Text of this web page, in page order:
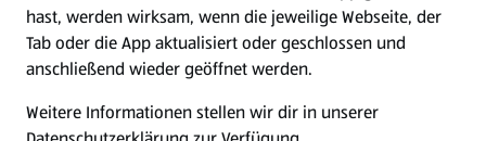
Folge uns hier:
hast, werden wirksam, wenn die jeweilige Webseite, der
Tab oder die App aktualisiert oder geschlossen und
anschließend wieder geöffnet werden.
Weitere Informationen stellen wir dir in unserer